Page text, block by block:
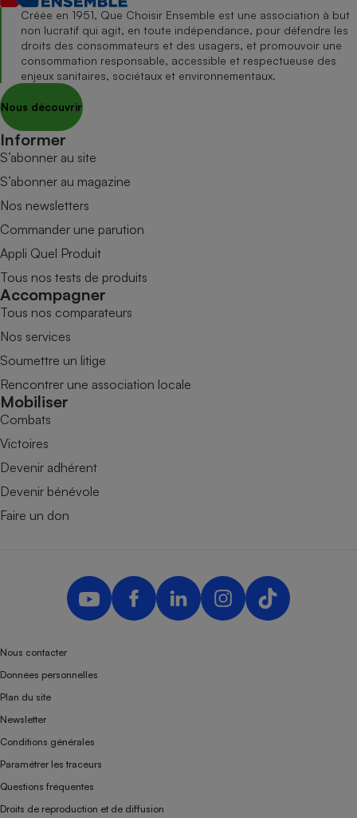
Créée en 1951, Que Choisir Ensemble est une association à but
non lucratif qui agit, en toute indépendance, pour défendre les
droits des consommateurs et des usagers, et promouvoir une
consommation responsable, accessible et respectueuse des
enjeux sanitaires, sociétaux et environnementaux.
Nous découvrir
Informer
S’abonner au site
S’abonner au magazine
Nos newsletters
Commander une parution
Appli Quel Produit
Tous nos tests de produits
Accompagner
Tous nos comparateurs
Nos services
Soumettre un litige
Rencontrer une association locale
Mobiliser
Combats
Victoires
Devenir adhérent
Devenir bénévole
Faire un don
Nous contacter
Données personnelles
Plan du site
Newsletter
Conditions générales
Paramétrer les traceurs
Questions fréquentes
Droits de reproduction et de diffusion